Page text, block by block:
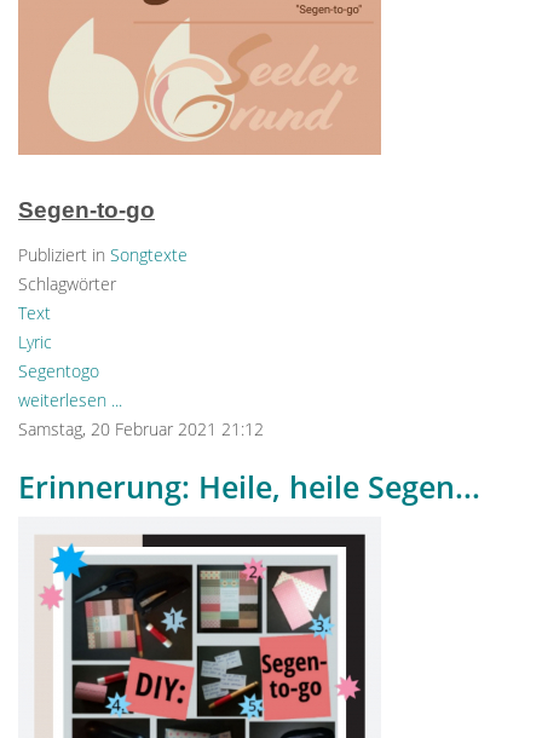
Segen-to-go
Publiziert in Songtexte
Schlagwörter
Text
Lyric
Segentogo
weiterlesen ...
Samstag, 20 Februar 2021 21:12
Erinnerung: Heile, heile Segen...